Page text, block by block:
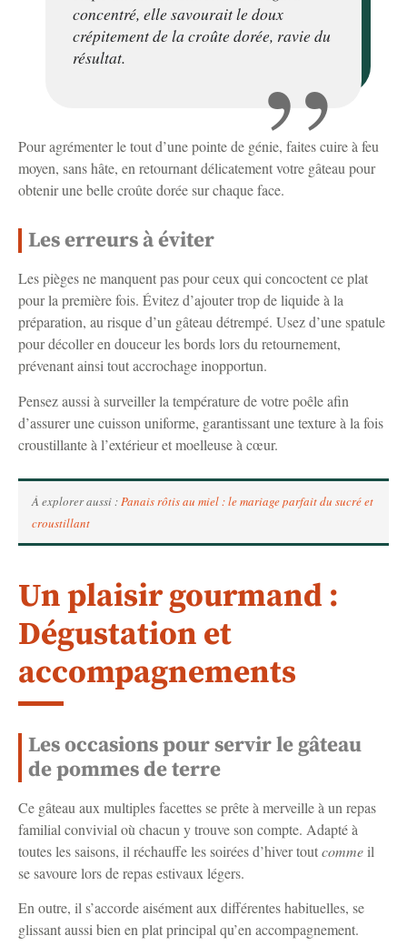
concentré, elle savourait le doux
crépitement de la croûte dorée, ravie du
résultat.
Pour agrémenter le tout d’une pointe de génie, faites cuire à feu
moyen, sans hâte, en retournant délicatement votre gâteau pour
obtenir une belle croûte dorée sur chaque face.
Les erreurs à éviter
Les pièges ne manquent pas pour ceux qui concoctent ce plat
pour la première fois. Évitez d’ajouter trop de liquide à la
préparation, au risque d’un gâteau détrempé. Usez d’une spatule
pour décoller en douceur les bords lors du retournement,
prévenant ainsi tout accrochage inopportun.
Pensez aussi à surveiller la température de votre poêle afin
d’assurer une cuisson uniforme, garantissant une texture à la fois
croustillante à l’extérieur et moelleuse à cœur.
À explorer aussi :Panais rôtis au miel : le mariage parfait du sucré et
croustillant
Un plaisir gourmand :
Dégustation et
accompagnements
Les occasions pour servir le gâteau
de pommes de terre
Ce gâteau aux multiples facettes se prête à merveille à un repas
familial convivial où chacun y trouve son compte. Adapté à
toutes les saisons, il réchauffe les soirées d’hiver toutcommeil
se savoure lors de repas estivaux légers.
En outre, il s’accorde aisément aux différentes habituelles, se
glissant aussi bien en plat principal qu’en accompagnement.